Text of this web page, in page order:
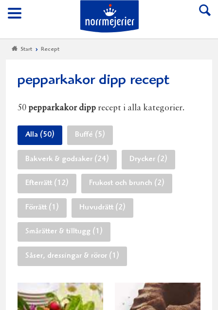
Meny
Till Norrmejerier
Start Recept
pepparkakor dipp recept
50 pepparkakor dipp recept i alla kategorier.
Alla (50) Buffé (5)
Bakverk & godsaker (24) Drycker (2)
Efterrätt (12) Frukost och brunch (2)
Förrätt (1) Huvudrätt (2)
Smårätter & tilltugg (1)
Såser, dressingar & röror (1)